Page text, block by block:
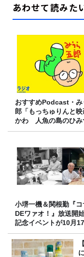
あわせて読みた
おすすめPodcast・み
郎「もっちゅりんと
かわ 人魚の島のひみ
小堺一機＆関根勤『
DEワァオ！』放送開
記念イベントが10月
（土）に開催決定！
FC先行受付スタート